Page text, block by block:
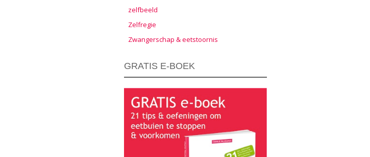
zelfbeeld
Zelfregie
Zwangerschap & eetstoornis
GRATIS E-BOEK